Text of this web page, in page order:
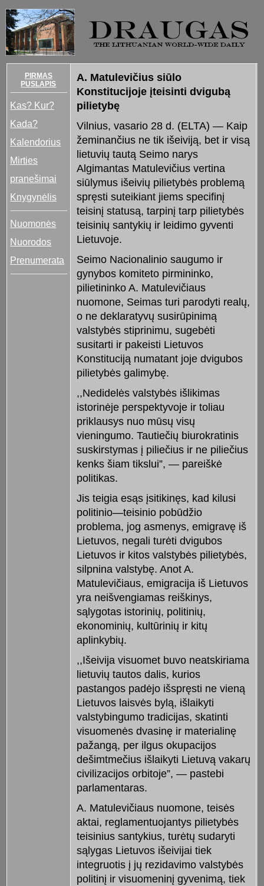
PIRMAS
PUSLAPIS
Kas? Kur?
Kada?
Kalendorius
Mirties
pranešimai
Knygynėlis
Nuomonės
Nuorodos
Prenumerata
A. Matulevičius siūlo
Konstitucijoje įteisinti dvigubą
pilietybę
Vilnius, vasario 28 d. (ELTA) — Kaip
žeminančius ne tik išeiviją, bet ir visą
lietuvių tautą Seimo narys
Algimantas Matulevičius vertina
siūlymus išeivių pilietybės problemą
spręsti suteikiant jiems specifinį
teisinį statusą, tarpinį tarp pilietybės
teisinių santykių ir leidimo gyventi
Lietuvoje.
Seimo Nacionalinio saugumo ir
gynybos komiteto pirmininko,
pilietininko A. Matulevičiaus
nuomone, Seimas turi parodyti realų,
o ne deklaratyvų susirūpinimą
valstybės stiprinimu, sugebėti
susitarti ir pakeisti Lietuvos
Konstituciją numatant joje dvigubos
pilietybės galimybę.
,,Nedidelės valstybės išlikimas
istorinėje perspektyvoje ir toliau
priklausys nuo mūsų visų
vieningumo. Tautiečių biurokratinis
suskirstymas į piliečius ir ne piliečius
kenks šiam tikslui”, — pareiškė
politikas.
Jis teigia esąs įsitikinęs, kad kilusi
politinio—teisinio pobūdžio
problema, jog asmenys, emigravę iš
Lietuvos, negali turėti dvigubos
Lietuvos ir kitos valstybės pilietybės,
silpnina valstybę. Anot A.
Matulevičiaus, emigracija iš Lietuvos
yra neišvengiamas reiškinys,
sąlygotas istorinių, politinių,
ekonominių, kultūrinių ir kitų
aplinkybių.
,,Išeivija visuomet buvo neatskiriama
lietuvių tautos dalis, kurios
pastangos padėjo išspręsti ne vieną
Lietuvos laisvės bylą, išlaikyti
valstybingumo tradicijas, skatinti
visuomenės dvasinę ir materialinę
pažangą, per ilgus okupacijos
dešimtmečius išlaikyti Lietuvą vakarų
civilizacijos orbitoje”, — pastebi
parlamentaras.
A. Matulevičiaus nuomone, teisės
aktai, reglamentuojantys pilietybės
teisinius santykius, turėtų sudaryti
sąlygas Lietuvos išeivijai tiek
integruotis į jų rezidavimo valstybės
politinį ir visuomeninį gyvenimą, tiek